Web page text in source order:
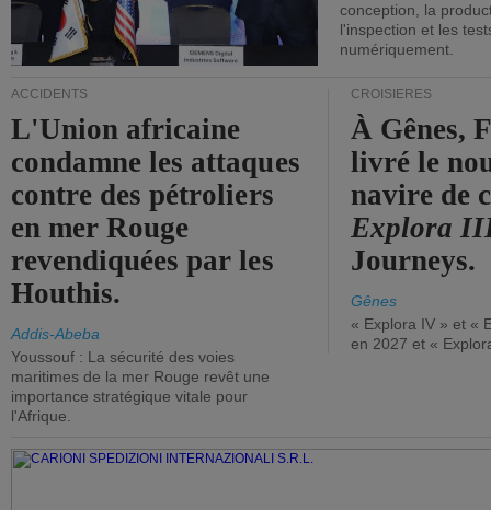
conception, la
l'inspection et les
numériquement.
ACCIDENTS
L'Union africaine
condamne les attaques
contre des pétroliers
en mer Rouge
revendiquées par les
Houthis.
Addis-Abeba
Youssouf : La sécurité des voies
maritimes de la mer Rouge revêt une
importance stratégique vitale pour
l'Afrique.
CROISIÈRES
À Gênes,
livré le
navire de
Explora
Journeys.
Gênes
« Explora IV » et «
en 2027 et «